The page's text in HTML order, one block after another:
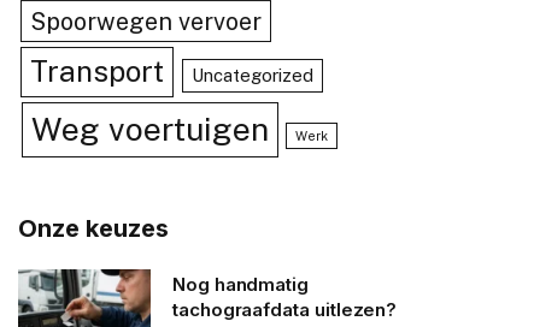
Spoorwegen vervoer
Transport Uncategorized
Weg voertuigen Werk
Onze keuzes
Nog handmatig
tachograafdata uitlezen?